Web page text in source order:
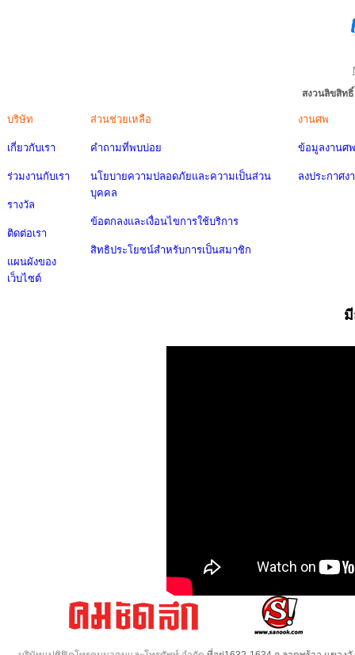
สงวนลิขสิท
บริษัท
เกี่ยวกับเรา
ร่วมงานกับเรา
รางวัล
ติดต่อเรา
แผนผังของ
เว็บไซต์
ส่วนช่วยเหลือ
คำถามที่พบบ่อย
นโยบายความปลอดภัยและความเป็นส่วน
บุคคล
ข้อตกลงและเงื่อนไขการใช้บริการ
สิทธิประโยชน์สำหรับการเป็นสมาชิก
งานศพ
ข้อมูลงานศพ
ลงประกาศง